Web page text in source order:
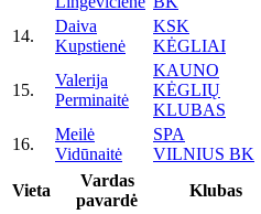
14.
Daiva
Kupstienė
KSK
KĖGLIAI
15.
Valerija
Perminaitė
KAUNO
KĖGLIŲ
KLUBAS
16.
Meilė
Vidūnaitė
SPA
VILNIUS BK
Vieta
Vardas
pavardė
Klubas